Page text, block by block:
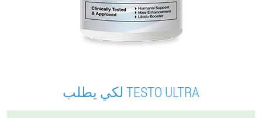
لكي يطلب TESTO ULTRA